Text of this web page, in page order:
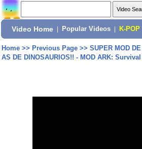
Video Home Popular Videos K-POP
Home>> Previous Page>> SUPER MOD
AS DE DINOSAURIOS!! - MOD ARK: